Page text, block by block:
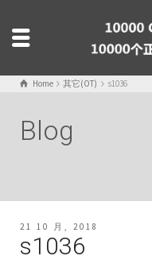
Home 其它(OT) s1036
Blog
21 10 月, 2018
s1036